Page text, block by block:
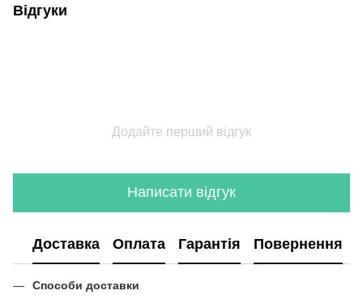
Відгуки
Додайте перший відгук
Написати відгук
Доставка Оплата Гарантія Повернення
Способи доставки